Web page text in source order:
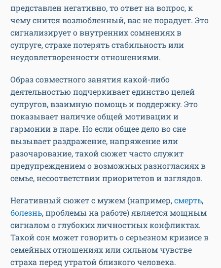
представлен негативно, то ответ на вопрос, к
чему снится возлюбленный, вас не порадует. Это
сигнализирует о внутренних сомнениях в
супруге, страхе потерять стабильность или
неудовлетворенности отношениями.
Образ совместного занятия какой-либо
деятельностью подчеркивает единство целей
супругов, взаимную помощь и поддержку. Это
показывает наличие общей мотивации и
гармонии в паре. Но если общее дело во сне
вызывает раздражение, напряжение или
разочарование, такой сюжет часто служит
предупреждением о возможных разногласиях в
семье, несоответствии приоритетов и взглядов.
Негативный сюжет с мужем (например,смерть,
болезнь, проблемы на работе) является мощным
сигналом о глубоких личностных конфликтах.
Такой сон может говорить о серьезном кризисе в
семейных отношениях или сильном чувстве
страха перед утратой близкого человека.